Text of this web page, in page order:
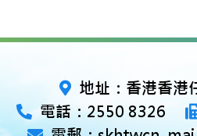
地址：香港香港
電話：2550 8326